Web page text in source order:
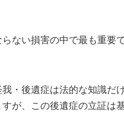
ない損害の中で最も重要
・後遺症は法的な知識だ
が、この後遺症の立証は